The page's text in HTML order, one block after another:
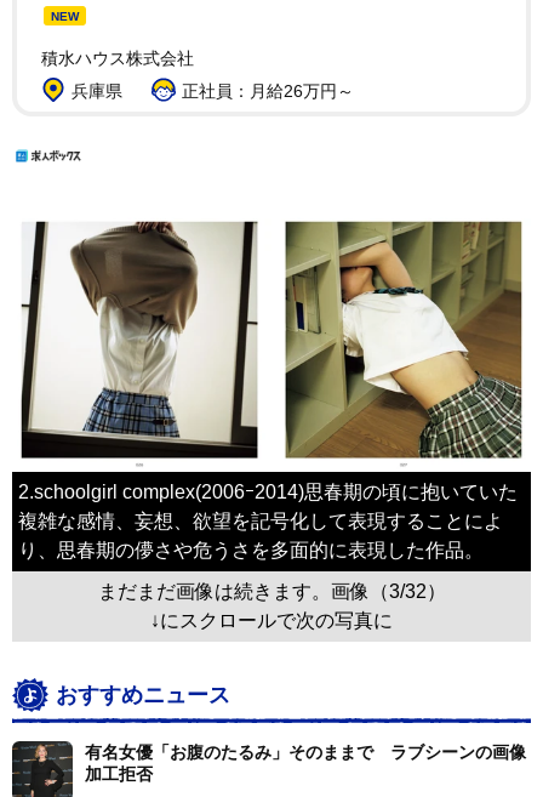
NEW
積水ハウス株式会社
兵庫県
正社員：月給26万円～
2.schoolgirl complex(2006ｰ2014)思春期の頃に抱いていた
複雑な感情、妄想、欲望を記号化して表現することによ
り、思春期の儚さや危うさを多面的に表現した作品。
まだまだ画像は続きます。画像（3/32）
↓にスクロールで次の写真に
おすすめニュース
有名女優「お腹のたるみ」そのままで ラブシーンの画像
加工拒否